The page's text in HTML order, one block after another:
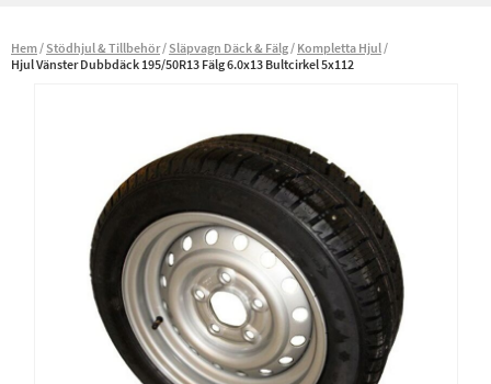
Hem Stödhjul & Tillbehör Släpvagn Däck & Fälg Kompletta Hjul
Hjul Vänster Dubbdäck 195/50R13 Fälg 6.0x13 Bultcirkel 5x112